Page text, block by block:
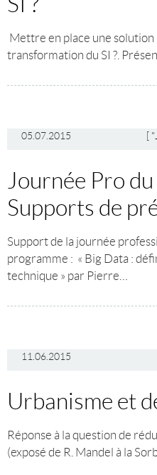
Mettre en place une solution
transformation du SI ?.
05.07.2015
Journée Pro
Supports de
Support de la journée
programme : « Big Data :
technique » par Pierre…
11.06.2015
Urbanisme et
Réponse à la question de
(exposé de R. Mandel à la